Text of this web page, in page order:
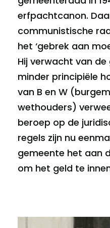
erfpachtcanon.
communistische
het ‘gebrek aan
Hij verwacht van de
minder principiële
van B en W
wethouders)
beroep op de
regels zijn nu
gemeente het aan
om het geld te